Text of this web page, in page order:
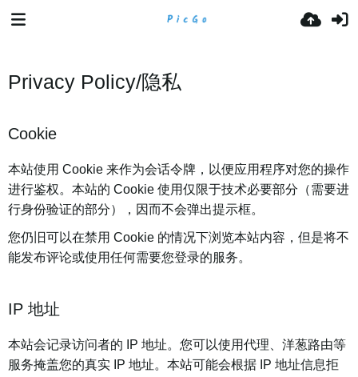
Privacy Policy/隐私
Cookie
本站使用 Cookie 来作为会话令牌，以便应用程序对您的操作
进行鉴权。本站的 Cookie 使用仅限于技术必要部分（需要进
行身份验证的部分），因而不会弹出提示框。
您仍旧可以在禁用 Cookie 的情况下浏览本站内容，但是将不
能发布评论或使用任何需要您登录的服务。
IP 地址
本站会记录访问者的 IP 地址。您可以使用代理、洋葱路由等
服务掩盖您的真实 IP 地址。本站可能会根据 IP 地址信息拒